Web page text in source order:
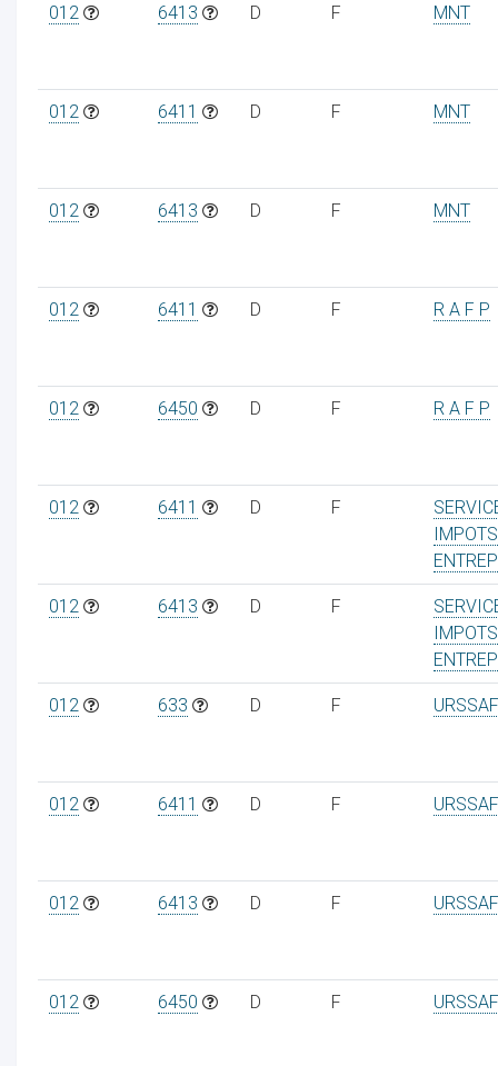
012 6413 D F MNT
012 6411 D F MNT
012 6413 D F MNT
012 6411 D F R A F P
012 6450 D F R A F P
012 6411 D F
IMPOTS
012 6413 D F
IMPOTS
012 633 D F
012 6411 D F
012 6413 D F
012 6450 D F